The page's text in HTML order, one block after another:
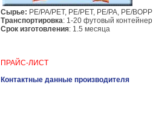
Сырье: PE/PA/PET, PE/PET, PE/PA, PE/BOPP
Транспортировка: 1-20 футовый контейнер
Срок изготовления: 1.5 месяца
ПРАЙС-ЛИСТ
Контактные данные производителя